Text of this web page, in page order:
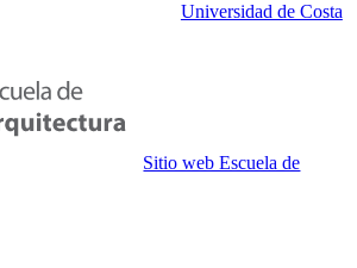
Universidad de Costa
Sitio web Escuela de